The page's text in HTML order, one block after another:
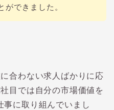
ができました。
合わない求人ばかりに応
目では自分の市場価値を
事に取り組んでいまし